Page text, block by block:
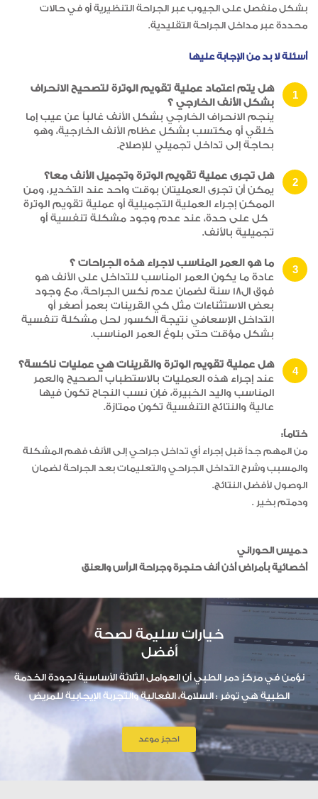
بشكل منفصل على الجيوب عبر الجراحة التنظيرية أو في حالات
محددة عبر مداخل الجراحة التقليدية.
أسئلة لا بد من الإجابة عليها
هل يتم اعتماد عملية تقويم الوترة لتصحيح الانحراف
بشكل الأنف الخارجي ؟
ينجم الانحراف الخارجي بشكل الأنف غالباً عن عيب إما
خلقي أو مكتسب بشكل عظام الأنف الخارجية، وهو
بحاجة إلى تداخل تجميلي للإصلاح.
هل تجرى عملية تقويم الوترة وتجميل الأنف معا؟
يمكن أن تجرى العمليتان بوقت واحد عند التخدير، ومن
الممكن إجراء العملية التجميلية أو عملية تقويم الوترة
كل على حدة، عند عدم وجود مشكلة تنفسية أو
تجميلية بالأنف.
ما هو العمر المناسب لاجراء هذه الجراحات ؟
عادة ما يكون العمر المناسب للتداخل على الأنف هو
فوق ال18 سنة لضمان عدم نكس الجراحة، مع وجود
بعض الاستثناءات مثل كي القرينات بعمر أصغر أو
التداخل الإسعافي نتيجة الكسور لحل مشكلة تنفسية
بشكل مؤقت حتى بلوغ العمر المناسب.
هل عملية تقويم الوترة والقرينات هي عمليات ناكسة؟
عند إجراء هذه العمليات بالاستطباب الصحيح والعمر
المناسب واليد الخبيرة، فإن نسب النجاح تكون فيها
عالية والنتائج التنفسية تكون ممتازة.
ختاماً:
من المهم جداً قبل إجراء أي تداخل جراحي إلى الأنف فهم المشكلة
والمسبب وشرح التداخل الجراحي والتعليمات بعد الجراحة لضمان
الوصول لأفضل النتائج.
ودمتم بخير .
د.ميس الحوراني
أخصائية بأمراض أذن أنف حنجرة وجراحة الرأس والعنق
خيارات سليمة لصحة
أفضل
نؤمن في مركز دمر الطبي أن العوامل الثلاثة الأساسية لجودة الخدمة
الطبية هي توفر : السلامة، الفعالية والتجربة الإيجابية للمريض
احجز موعد